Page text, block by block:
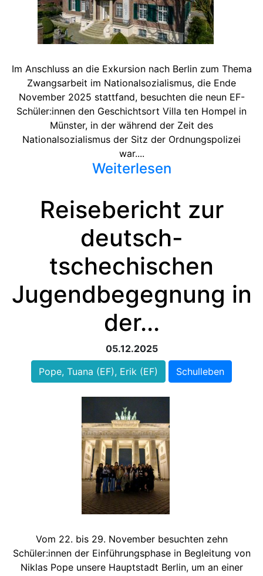
Im Anschluss an die Exkursion nach Berlin zum Thema
Zwangsarbeit im Nationalsozialismus, die Ende
November 2025 stattfand, besuchten die neun EF-
Schüler:innen den Geschichtsort Villa ten Hompel in
Münster, in der während der Zeit des
Nationalsozialismus der Sitz der Ordnungspolizei
war....
Weiterlesen
Reisebericht zur
deutsch-
tschechischen
Jugendbegegnung in
der...
05.12.2025
Pope, Tuana (EF), Erik (EF)
Schulleben
Vom 22. bis 29. November besuchten zehn
Schüler:innen der Einführungsphase in Begleitung von
Niklas Pope unsere Hauptstadt Berlin, um an einer